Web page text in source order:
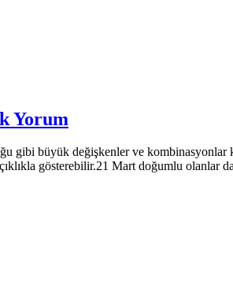
Yorum
büyük değişkenler ve kombinasyonlar
gösterebilir.21 Mart doğumlu olanlar